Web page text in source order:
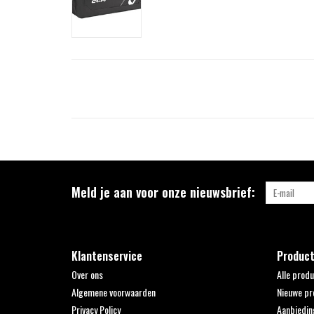
Meld je aan voor onze nieuwsbrief:
Klantenservice
Over ons
Algemene voorwaarden
Privacy Policy
Alle
Nieuwe